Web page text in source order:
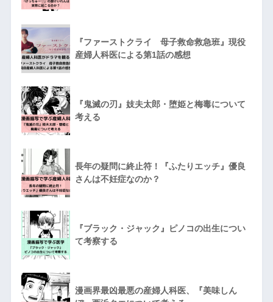
『ファーストクライ 母子救命救急班』現役
産婦人科医による第1話の感想
『鬼滅の刃』妓夫太郎・堕姫と梅毒について
考える
長年の疑問に終止符！『ふたりエッチ』優良
さんは不妊症なのか？
『ブラック・ジャック』ピノコの出生につい
て考察する
漫画界最凶最悪の産婦人科医、『美味しん